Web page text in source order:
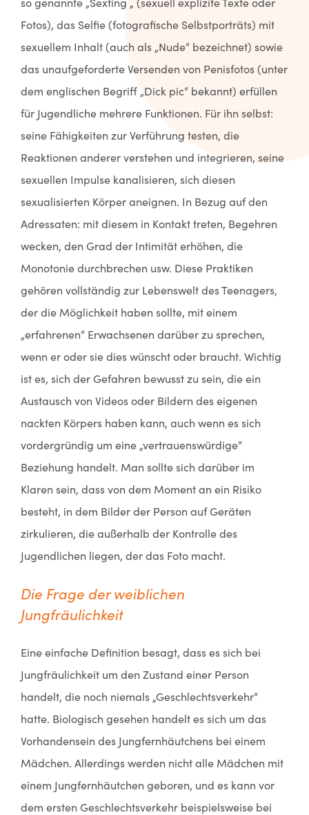
Fotos), das Selfie (fotografische Selbstporträts) mit
sexuellem Inhalt (auch als „Nude“ bezeichnet) sowie
das unaufgeforderte Versenden von Penisfotos (unter
dem englischen Begriff „Dick pic“ bekannt) erfüllen
für Jugendliche mehrere Funktionen. Für ihn selbst:
seine Fähigkeiten zur Verführung testen, die
Reaktionen anderer verstehen und integrieren, seine
sexuellen Impulse kanalisieren, sich diesen
sexualisierten Körper aneignen. In Bezug auf den
Adressaten: mit diesem in Kontakt treten, Begehren
wecken, den Grad der Intimität erhöhen, die
Monotonie durchbrechen usw. Diese Praktiken
gehören vollständig zur Lebenswelt des Teenagers,
der die Möglichkeit haben sollte, mit einem
„erfahrenen“ Erwachsenen darüber zu sprechen,
wenn er oder sie dies wünscht oder braucht. Wichtig
ist es, sich der Gefahren bewusst zu sein, die ein
Austausch von Videos oder Bildern des eigenen
nackten Körpers haben kann, auch wenn es sich
vordergründig um eine „vertrauenswürdige“
Beziehung handelt. Man sollte sich darüber im
Klaren sein, dass von dem Moment an ein Risiko
besteht, in dem Bilder der Person auf Geräten
zirkulieren, die außerhalb der Kontrolle des
Jugendlichen liegen, der das Foto macht.
Die Frage der weiblichen
Jungfräulichkeit
Eine einfache Definition besagt, dass es sich bei
Jungfräulichkeit um den Zustand einer Person
handelt, die noch niemals „Geschlechtsverkehr“
hatte. Biologisch gesehen handelt es sich um das
Vorhandensein des Jungfernhäutchens bei einem
Mädchen. Allerdings werden nicht alle Mädchen mit
einem Jungfernhäutchen geboren, und es kann vor
dem ersten Geschlechtsverkehr beispielsweise bei